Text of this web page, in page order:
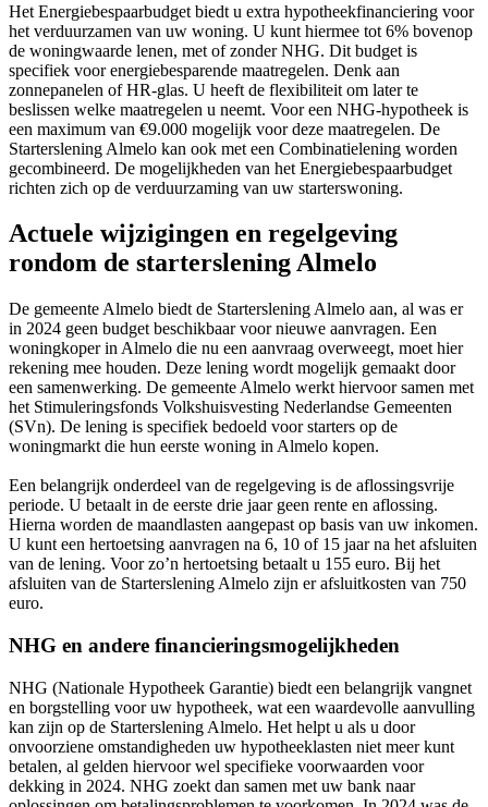
Het Energiebespaarbudget biedt u extra hypotheekfinanciering voor
het verduurzamen van uw woning. U kunt hiermee tot 6% bovenop
de woningwaarde lenen, met of zonder NHG. Dit budget is
specifiek voor energiebesparende maatregelen. Denk aan
zonnepanelen of HR-glas. U heeft de flexibiliteit om later te
beslissen welke maatregelen u neemt. Voor een NHG-hypotheek is
een maximum van €9.000 mogelijk voor deze maatregelen. De
Starterslening Almelo kan ook met een Combinatielening worden
gecombineerd. De mogelijkheden van het Energiebespaarbudget
richten zich op de verduurzaming van uw starterswoning.
Actuele wijzigingen en regelgeving
rondom de starterslening Almelo
De gemeente Almelo biedt de Starterslening Almelo aan, al was er
in 2024 geen budget beschikbaar voor nieuwe aanvragen. Een
woningkoper in Almelo die nu een aanvraag overweegt, moet hier
rekening mee houden. Deze lening wordt mogelijk gemaakt door
een samenwerking. De gemeente Almelo werkt hiervoor samen met
het Stimuleringsfonds Volkshuisvesting Nederlandse Gemeenten
(SVn). De lening is specifiek bedoeld voor starters op de
woningmarkt die hun eerste woning in Almelo kopen.
Een belangrijk onderdeel van de regelgeving is de aflossingsvrije
periode. U betaalt in de eerste drie jaar geen rente en aflossing.
Hierna worden de maandlasten aangepast op basis van uw inkomen.
U kunt een hertoetsing aanvragen na 6, 10 of 15 jaar na het afsluiten
van de lening. Voor zo’n hertoetsing betaalt u 155 euro. Bij het
afsluiten van de Starterslening Almelo zijn er afsluitkosten van 750
euro.
NHG en andere financieringsmogelijkheden
NHG (Nationale Hypotheek Garantie) biedt een belangrijk vangnet
en borgstelling voor uw hypotheek, wat een waardevolle aanvulling
kan zijn op de Starterslening Almelo. Het helpt u als u door
onvoorziene omstandigheden uw hypotheeklasten niet meer kunt
betalen, al gelden hiervoor wel specifieke voorwaarden voor
dekking in 2024. NHG zoekt dan samen met uw bank naar